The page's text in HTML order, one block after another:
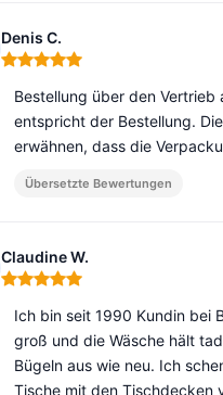
Denis C.
Hinweis: 5 von 5
Bestellung über den
entspricht der Bestellung.
erwähnen, dass die
Übersetzte Bewertungen
Claudine W.
Hinweis: 5 von 5
Ich bin seit 1990 Kundin bei
groß und die Wäsche hält
Bügeln aus wie neu. Ich
Tische mit den Tischdecken